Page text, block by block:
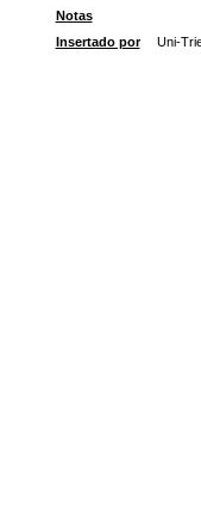
Notas
Insertado por
Uni-